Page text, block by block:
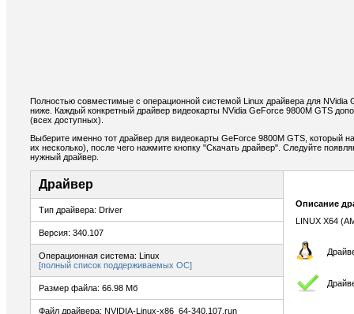
Полностью совместимые с операционной системой Linux драйвера для
ниже. Каждый конкретный драйвер видеокарты NVidia GeForce 9800M GTS
(всех доступных).
Выберите именно тот драйвер для видеокарты GeForce 9800M GTS, который
их несколько), после чего нажмите кнопку "Скачать драйвер". Следуйте
нужный драйвер.
Драйвер
Тип драйвера: Driver
Версия: 340.107
Операционная система: Linux
[полный список поддерживаемых ОС]
Размер файла: 66.98 Мб
Файл драйвера: NVIDIA-Linux-x86_64-340.107.run
Описание
LINUX X64